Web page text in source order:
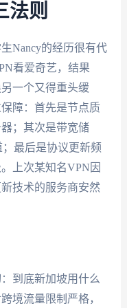
法则
Nancy的经历很有代
看爱奇艺，结果
一个又得重头缓
障：首先是节点质
；其次是带宽储
最后是协议更新频
上次某知名VPN因
技术的服务商安然
到底新加坡用什么
境流量限制严格，